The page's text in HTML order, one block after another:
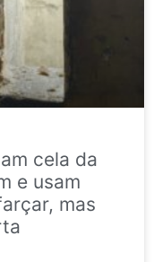
cela da
e usam
mas